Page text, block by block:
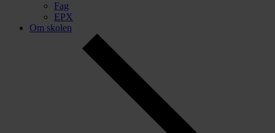
Fag
EPX
Om skolen